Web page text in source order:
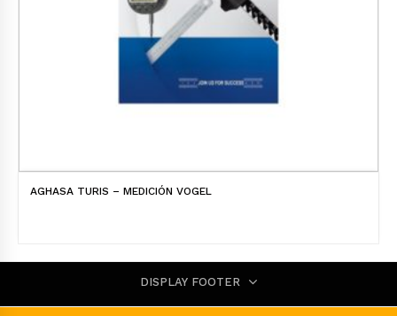
AGHASA TURIS – MEDICIÓN VOGEL
DISPLAY FOOTER